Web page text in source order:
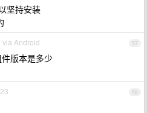
坚持安装
57
via Android
版本是多少
58